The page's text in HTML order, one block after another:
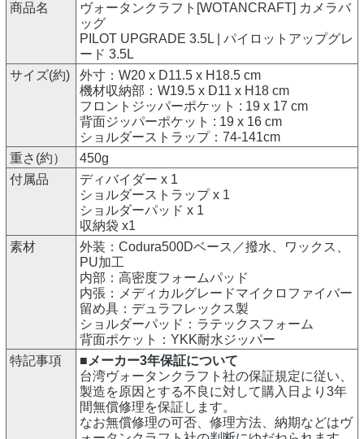
商品名
ヴォータンクラフト[WOTANCRAFT] カメラバ
ッグ
PILOT UPGRADE 3.5L | パイロットアップグレ
ード 3.5L
サイズ(約)
外寸：W20 x D11.5 x H18.5 cm
機材収納部：W19.5 x D11 x H18 cm
フロントジッパーポケット : 19 x 17 cm
背面ジッパーポケット : 19 x 16 cm
ショルダーストラップ：74-141cm
重さ(約）
450g
付属品
ディバイダー x 1
ショルダーストラップ x 1
ショルダーパッド x 1
収納袋 x1
素材
外装：Codura500Dベース／撥水、ワックス、
PU加工
内部：高密度フォームパッド
内張：メディカルグレードマイクロファイバー
留め具：デュラフレックス製
ショルダーパッド：ラテックスフォーム
背面ポケット：YKK耐水ジッパー
特記事項
■メーカー3年保証について
台湾ヴォータンクラフト社の保証規定に従い、
製造を原因とする不良に対して購入日より3年
間無償修理を保証します。
なお無償修理の可否、修理方法、納期などはヴ